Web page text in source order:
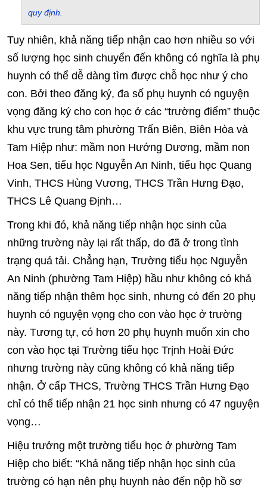
quy định.
Tuy nhiên, khả năng tiếp nhận cao hơn nhiều so với
số lượng học sinh chuyển đến không có nghĩa là phụ
huynh có thể dễ dàng tìm được chỗ học như ý cho
con. Bởi theo đăng ký, đa số phụ huynh có nguyện
vọng đăng ký cho con học ở các “trường điểm” thuộc
khu vực trung tâm phường Trấn Biên, Biên Hòa và
Tam Hiệp như: mầm non Hướng Dương, mầm non
Hoa Sen, tiểu học Nguyễn An Ninh, tiểu học Quang
Vinh, THCS Hùng Vương, THCS Trần Hưng Đạo,
THCS Lê Quang Định…
Trong khi đó, khả năng tiếp nhận học sinh của
những trường này lại rất thấp, do đã ở trong tình
trạng quá tải. Chẳng hạn, Trường tiểu học Nguyễn
An Ninh (phường Tam Hiệp) hầu như không có khả
năng tiếp nhận thêm học sinh, nhưng có đến 20 phụ
huynh có nguyện vọng cho con vào học ở trường
này. Tương tự, có hơn 20 phụ huynh muốn xin cho
con vào học tại Trường tiểu học Trịnh Hoài Đức
nhưng trường này cũng không có khả năng tiếp
nhận. Ở cấp THCS, Trường THCS Trần Hưng Đạo
chỉ có thể tiếp nhận 21 học sinh nhưng có 47 nguyện
vọng…
Hiệu trưởng một trường tiểu học ở phường Tam
Hiệp cho biết: “Khả năng tiếp nhận học sinh của
trường có hạn nên phụ huynh nào đến nộp hồ sơ